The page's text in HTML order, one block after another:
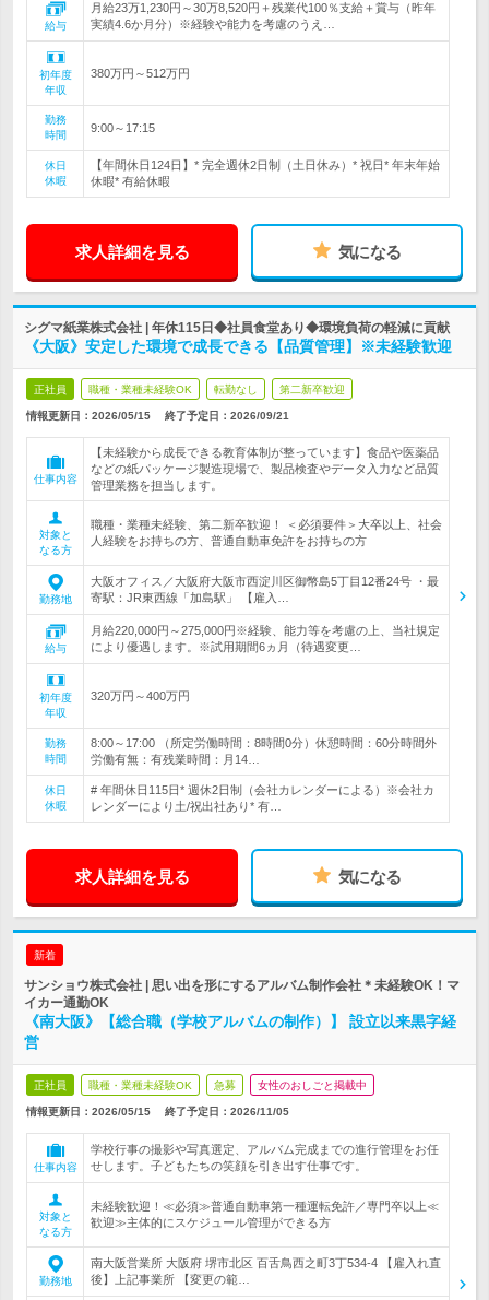
給与
月給23万1,230円～30万8,520円＋残業代100％支給＋賞与（昨年
実績4.6か月分）※経験や能力を考慮のうえ…
初年度
年収
380万円～512万円
勤務
時間
9:00～17:15
休日
休暇
【年間休日124日】* 完全週休2日制（土日休み）* 祝日* 年末年始
休暇* 有給休暇
求人詳細を見る 気になる
シグマ紙業株式会社 | 年休115日◆社員食堂あり◆環境負荷の軽減に貢献
《大阪》安定した環境で成長できる【品質管理】※未経験歓迎
正社員 職種・業種未経験OK 転勤なし 第二新卒歓迎
情報更新日：2026/05/15 終了予定日： 2026/09/21
仕事内容
【未経験から成長できる教育体制が整っています】食品や医薬品
などの紙パッケージ製造現場で、製品検査やデータ入力など品質
管理業務を担当します。
対象と
なる方
職種・業種未経験、第二新卒歓迎！ ＜必須要件＞大卒以上、社会
人経験をお持ちの方、普通自動車免許をお持ちの方
勤務地
大阪オフィス／大阪府大阪市西淀川区御幣島5丁目12番24号 ・最
寄駅：JR東西線「加島駅」 【雇入…
給与
月給220,000円～275,000円※経験、能力等を考慮の上、当社規定
により優遇します。※試用期間6ヵ月（待遇変更…
初年度
年収
320万円～400万円
勤務
時間
8:00～17:00 （所定労働時間：8時間0分）休憩時間：60分時間外
労働有無：有残業時間：月14…
休日
休暇
# 年間休日115日* 週休2日制（会社カレンダーによる）※会社カ
レンダーにより土/祝出社あり* 有…
求人詳細を見る 気になる
新着
サンショウ株式会社 | 思い出を形にするアルバム制作会社＊未経験OK！マ
イカー通勤OK
《南大阪》【総合職（学校アルバムの制作）】 設立以来黒字経
営
正社員 職種・業種未経験OK 急募 女性のおしごと掲載中
情報更新日：2026/05/15 終了予定日： 2026/11/05
仕事内容
学校行事の撮影や写真選定、アルバム完成までの進行管理をお任
せします。子どもたちの笑顔を引き出す仕事です。
対象と
なる方
未経験歓迎！≪必須≫普通自動車第一種運転免許／専門卒以上≪
歓迎≫主体的にスケジュール管理ができる方
勤務地
南大阪営業所 大阪府 堺市北区 百舌鳥西之町3丁534-4 【雇入れ直
後】上記事業所 【変更の範…